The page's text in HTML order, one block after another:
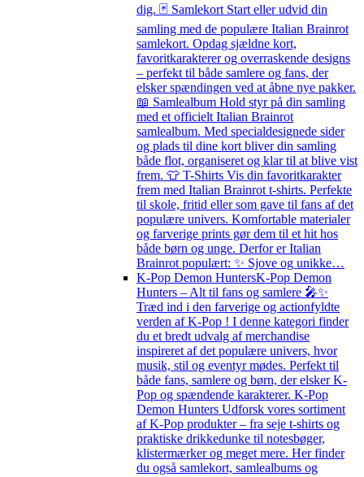
dig. 🃏 Samlekort Start eller udvid din
samling med de populære Italian Brainrot
samlekort. Opdag sjældne kort,
favoritkarakterer og overraskende designs
– perfekt til både samlere og fans, der
elsker spændingen ved at åbne nye pakker.
📖 Samlealbum Hold styr på din samling
med et officielt Italian Brainrot
samlealbum. Med specialdesignede sider
og plads til dine kort bliver din samling
både flot, organiseret og klar til at blive vist
frem. 👕 T-Shirts Vis din favoritkarakter
frem med Italian Brainrot t-shirts. Perfekte
til skole, fritid eller som gave til fans af det
populære univers. Komfortable materialer
og farverige prints gør dem til et hit hos
både børn og unge. Derfor er Italian
Brainrot populært: ✨ Sjove og unikke…
K-Pop Demon HuntersK-Pop Demon
Hunters – Alt til fans og samlere 🎤✨
Træd ind i den farverige og actionfyldte
verden af K-Pop ! I denne kategori finder
du et bredt udvalg af merchandise
inspireret af det populære univers, hvor
musik, stil og eventyr mødes. Perfekt til
både fans, samlere og børn, der elsker K-
Pop og spændende karakterer. K-Pop
Demon Hunters Udforsk vores sortiment
af K-Pop produkter – fra seje t-shirts og
praktiske drikkedunke til notesbøger,
klistermærker og meget mere. Her finder
du også samlekort, samlealbums og